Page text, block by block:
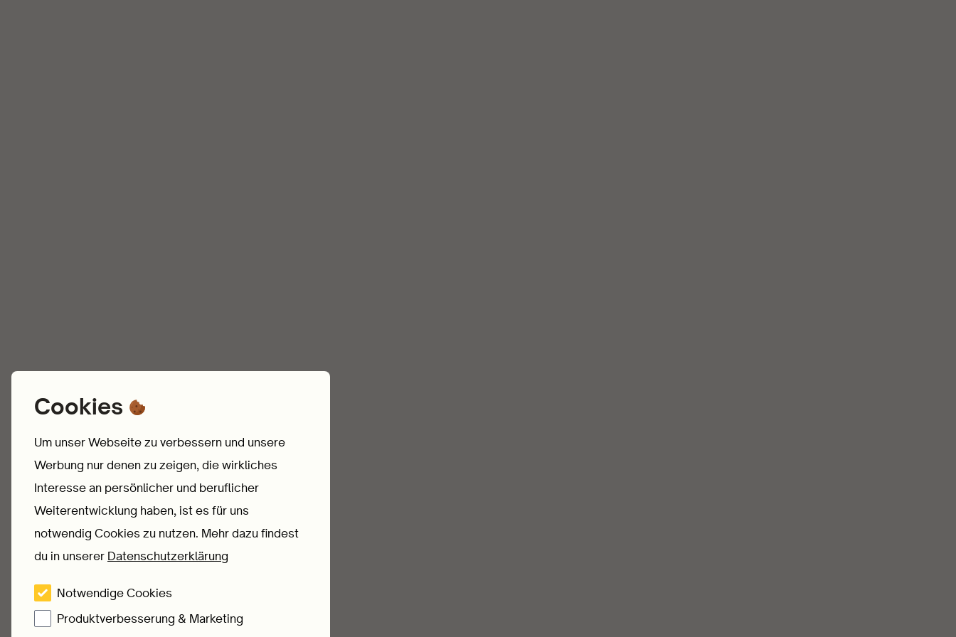
Cookies
Um unser Webseite zu verbessern und unsere
Werbung nur denen zu zeigen, die wirkliches
Interesse an persönlicher und beruflicher
Weiterentwicklung haben, ist es für uns
notwendig Cookies zu nutzen. Mehr dazu findest
du in unserer Datenschutzerklärung
Notwendige Cookies
Produktverbesserung & Marketing